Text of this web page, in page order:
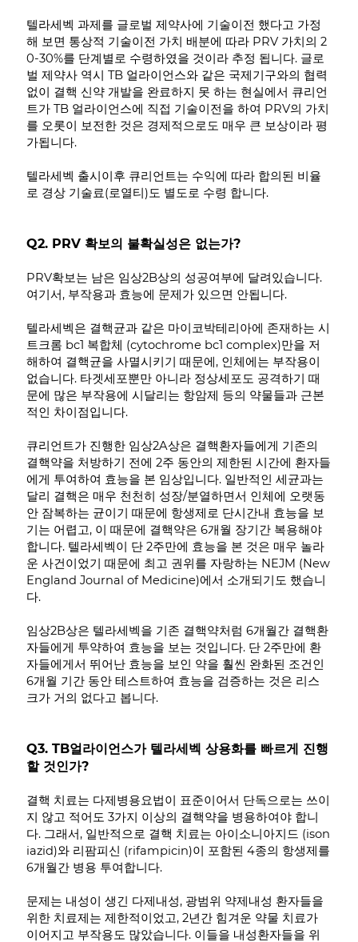
텔라세벡 과제를 글로벌 제약사에 기술이전 했다고 가정
해 보면 통상적 기술이전 가치 배분에 따라 PRV 가치의 2
0-30%를 단계별로 수령하였을 것이라 추정 됩니다. 글로
벌 제약사 역시 TB 얼라이언스와 같은 국제기구와의 협력
없이 결핵 신약 개발을 완료하지 못 하는 현실에서 큐리언
트가 TB 얼라이언스에 직접 기술이전을 하여 PRV의 가치
를 오롯이 보전한 것은 경제적으로도 매우 큰 보상이라 평
가됩니다.
텔라세벡 출시이후 큐리언트는 수익에 따라 합의된 비율
로 경상 기술료(로열티)도 별도로 수령 합니다.
Q2. PRV 확보의 불확실성은 없는가?
PRV확보는 남은 임상2B상의 성공여부에 달려있습니다.
여기서, 부작용과 효능에 문제가 있으면 안됩니다.
텔라세벡은 결핵균과 같은 마이코박테리아에 존재하는 시
트크롬 bc1 복합체 (cytochrome bc1 complex)만을 저
해하여 결핵균을 사멸시키기 때문에, 인체에는 부작용이
없습니다. 타겟세포뿐만 아니라 정상세포도 공격하기 때
문에 많은 부작용에 시달리는 항암제 등의 약물들과 근본
적인 차이점입니다.
큐리언트가 진행한 임상2A상은 결핵환자들에게 기존의
결핵약을 처방하기 전에 2주 동안의 제한된 시간에 환자들
에게 투여하여 효능을 본 임상입니다. 일반적인 세균과는
달리 결핵은 매우 천천히 성장/분열하면서 인체에 오랫동
안 잠복하는 균이기 때문에 항생제로 단시간내 효능을 보
기는 어렵고, 이 때문에 결핵약은 6개월 장기간 복용해야
합니다. 텔라세벡이 단 2주만에 효능을 본 것은 매우 놀라
운 사건이었기 때문에 최고 권위를 자랑하는 NEJM (New
England Journal of Medicine)에서 소개되기도 했습니
다.
임상2B상은 텔라세벡을 기존 결핵약처럼 6개월간 결핵환
자들에게 투약하여 효능을 보는 것입니다. 단 2주만에 환
자들에게서 뛰어난 효능을 보인 약을 훨씬 완화된 조건인
6개월 기간 동안 테스트하여 효능을 검증하는 것은 리스
크가 거의 없다고 봅니다.
Q3. TB얼라이언스가 텔라세벡 상용화를 빠르게 진행
할 것인가?
결핵 치료는 다제병용요법이 표준이어서 단독으로는 쓰이
지 않고 적어도 3가지 이상의 결핵약을 병용하여야 합니
다. 그래서, 일반적으로 결핵 치료는 아이소니아지드 (ison
iazid)와 리팜피신 (rifampicin)이 포함된 4종의 항생제를
6개월간 병용 투여합니다.
문제는 내성이 생긴 다제내성, 광범위 약제내성 환자들을
위한 치료제는 제한적이었고, 2년간 힘겨운 약물 치료가
이어지고 부작용도 많았습니다. 이들을 내성환자들을 위